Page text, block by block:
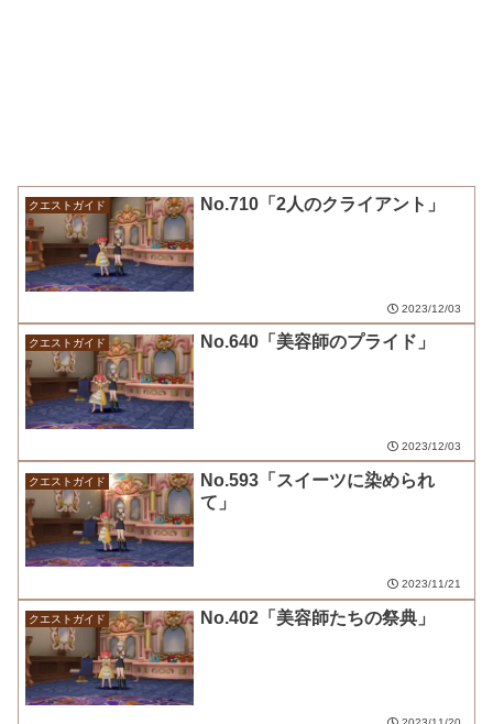
クエストガイド No.710「2人のクライアント」
2023/12/03
クエストガイド No.640「美容師のプライド」
2023/12/03
クエストガイド
No.593「スイーツに染められ
て」
2023/11/21
クエストガイド No.402「美容師たちの祭典」